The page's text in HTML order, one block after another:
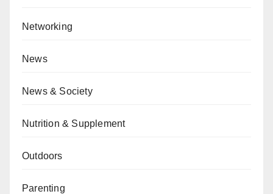
Networking
News
News & Society
Nutrition & Supplement
Outdoors
Parenting